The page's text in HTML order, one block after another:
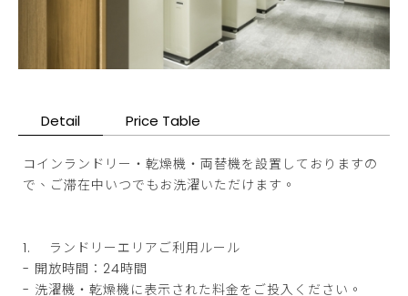
Detail Price Table
コインランドリー・乾燥機・両替機を設置しておりますの
で、ご滞在中いつでもお洗濯いただけます。
1. ランドリーエリアご利用ルール
- 開放時間：24時間
- 洗濯機・乾燥機に表示された料金をご投入ください。